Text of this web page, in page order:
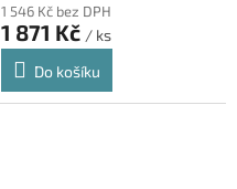
1 546 Kč bez DPH
1 871 Kč / ks
Do košíku